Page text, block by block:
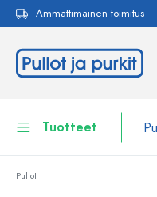
Siirry
Ammattimainen toimitus
Tuotteet
Pullot